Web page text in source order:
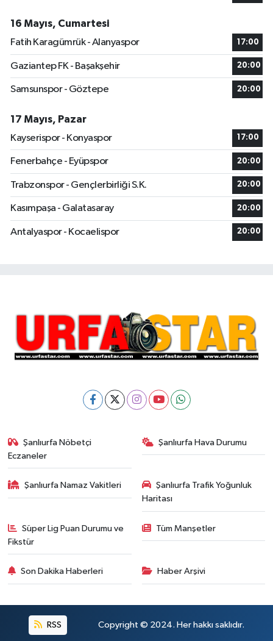
16 Mayıs, Cumartesi
Fatih Karagümrük - Alanyaspor
17:00
Gaziantep FK - Başakşehir 20:00
Samsunspor - Göztepe 20:00
17 Mayıs, Pazar
Kayserispor - Konyaspor
17:00
Fenerbahçe - Eyüpspor 20:00
Trabzonspor - Gençlerbirliği S.K. 20:00
Kasımpaşa - Galatasaray 20:00
Antalyaspor - Kocaelispor 20:00
Şanlıurfa Nöbetçi
Eczaneler
Şanlıurfa Hava Durumu
Şanlıurfa Namaz Vakitleri
Şanlıurfa Trafik Yoğunluk
Haritası
Süper Lig Puan Durumu ve
Fikstür
Tüm Manşetler
Son Dakika Haberleri Haber Arşivi
RSS Copyright © 2024. Her hakkı saklıdır.